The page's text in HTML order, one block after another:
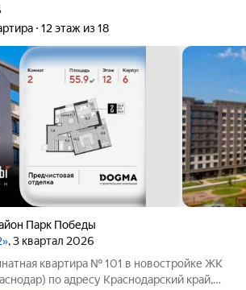
12 этаж из 18
Парк Победы
, 3 квартал 2026
квартира № 101 в новостройке ЖК
по адресу Краснодарский край,